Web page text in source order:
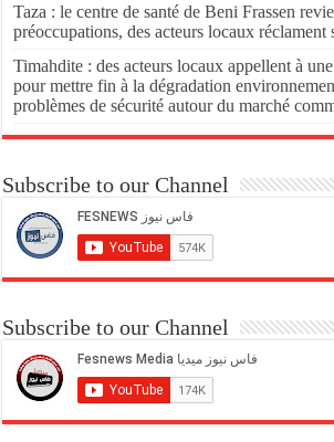
Taza : le centre de santé de Beni Frassen
préoccupations, des acteurs locaux réclament
Timahdite : des acteurs locaux appellent à
pour mettre fin à la dégradation
problèmes de sécurité autour du marché
Subscribe to our Channel
Subscribe to our Channel